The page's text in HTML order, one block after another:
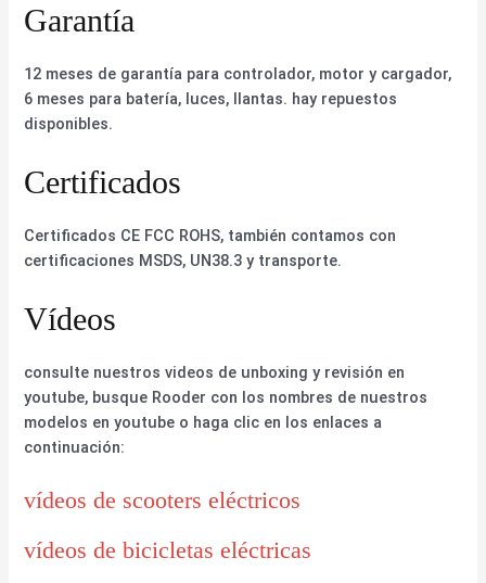
Garantía
12 meses de garantía para controlador, motor y cargador,
6 meses para batería, luces, llantas. hay repuestos
disponibles.
Certificados
Certificados CE FCC ROHS, también contamos con
certificaciones MSDS, UN38.3 y transporte.
Vídeos
consulte nuestros videos de unboxing y revisión en
youtube, busque Rooder con los nombres de nuestros
modelos en youtube o haga clic en los enlaces a
continuación:
vídeos de scooters eléctricos
vídeos de bicicletas eléctricas